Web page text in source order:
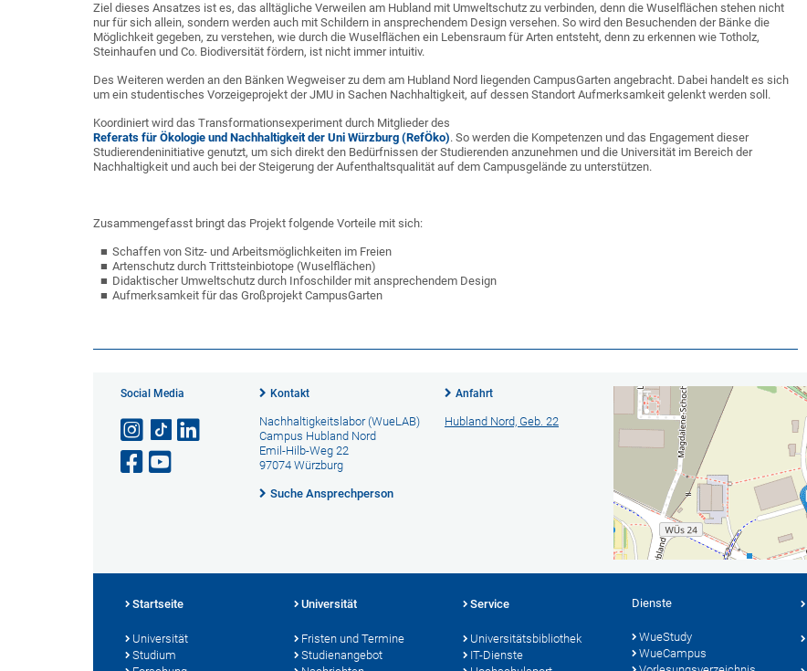
Ziel dieses Ansatzes ist es, das alltägliche Verweilen am Hubland mit Umweltschutz zu verbinden, denn die Wuselflächen stehen nicht
nur für sich allein, sondern werden auch mit Schildern in ansprechendem Design versehen. So wird den Besuchenden der Bänke die
Möglichkeit gegeben, zu verstehen, wie durch die Wuselflächen ein Lebensraum für Arten entsteht, denn zu erkennen wie Totholz,
Steinhaufen und Co. Biodiversität fördern, ist nicht immer intuitiv.
Des Weiteren werden an den Bänken Wegweiser zu dem am Hubland Nord liegenden CampusGarten angebracht. Dabei handelt es sich
um ein studentisches Vorzeigeprojekt der JMU in Sachen Nachhaltigkeit, auf dessen Standort Aufmerksamkeit gelenkt werden soll.
Koordiniert wird das Transformationsexperiment durch Mitglieder des
Referats für Ökologie und Nachhaltigkeit der Uni Würzburg (RefÖko). So werden die Kompetenzen und das Engagement dieser
Studierendeninitiative genutzt, um sich direkt den Bedürfnissen der Studierenden anzunehmen und die Universität im Bereich der
Nachhaltigkeit und auch bei der Steigerung der Aufenthaltsqualität auf dem Campusgelände zu unterstützen.
Zusammengefasst bringt das Projekt folgende Vorteile mit sich:
Schaffen von Sitz- und Arbeitsmöglichkeiten im Freien
Artenschutz durch Trittsteinbiotope (Wuselflächen)
Didaktischer Umweltschutz durch Infoschilder mit ansprechendem Design
Aufmerksamkeit für das Großprojekt CampusGarten
Social Media Kontakt
Nachhaltigkeitslabor (WueLAB)
Campus Hubland Nord
Emil-Hilb-Weg 22
97074 Würzburg
Suche Ansprechperson
Anfahrt
Hubland Nord, Geb. 22
Startseite
Universität
Studium
Universität
Fristen und Termine
Studienangebot
Service
Universitätsbibliothek
IT-Dienste
Dienste
WueStudy
WueCampus